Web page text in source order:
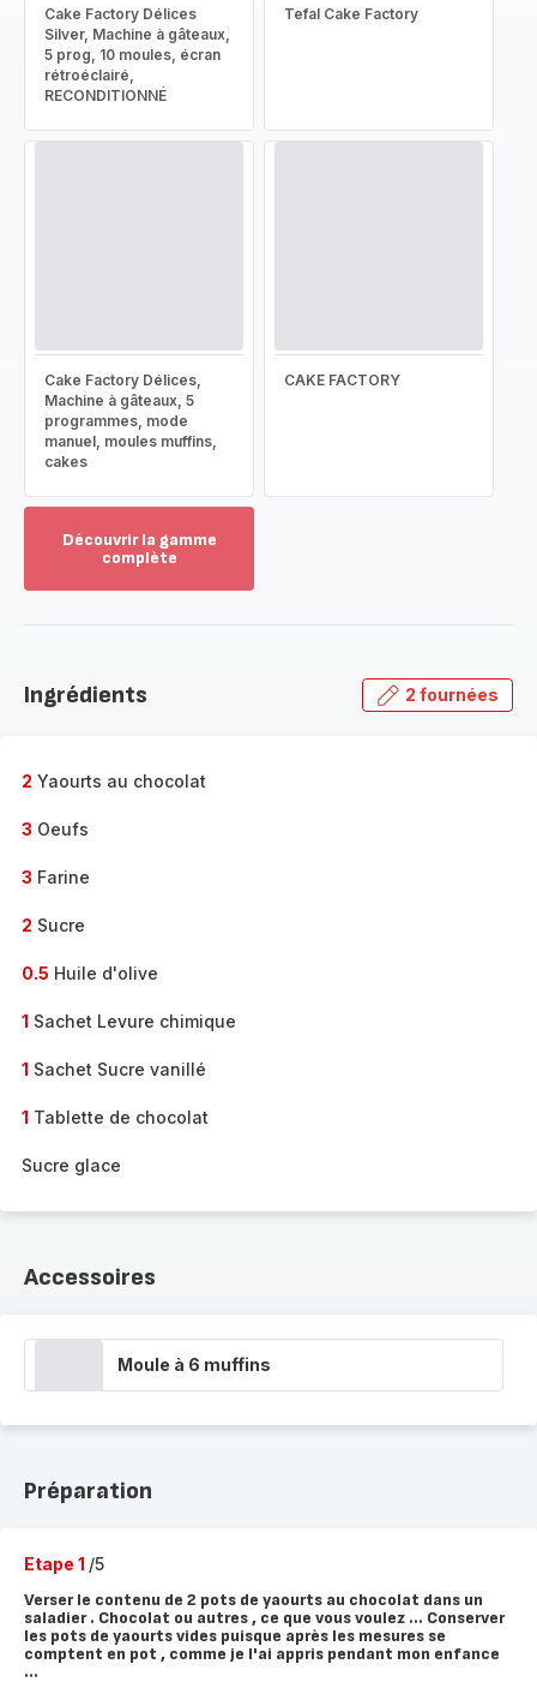
Cake Factory Délices
Silver, Machine à gâteaux,
5 prog, 10 moules, écran
rétroéclairé,
RECONDITIONNÉ
Tefal Cake Factory
Cake Factory Délices,
Machine à gâteaux, 5
programmes, mode
manuel, moules muffins,
cakes
CAKE FACTORY
Découvrir la gamme
complète
gamme
Ingrédients 2 fournées
2 Yaourts au chocolat
3 Oeufs
3 Farine
2 Sucre
0.5 Huile d'olive
1 Sachet Levure chimique
1 Sachet Sucre vanillé
1 Tablette de chocolat
Sucre glace
Accessoires
Moule à 6 muffins
Préparation
Etape 1 /5
Verser le contenu de 2 pots de yaourts au chocolat dans un
saladier . Chocolat ou autres , ce que vous voulez ... Conserver
les pots de yaourts vides puisque après les mesures se
comptent en pot , comme je l'ai appris pendant mon enfance
...